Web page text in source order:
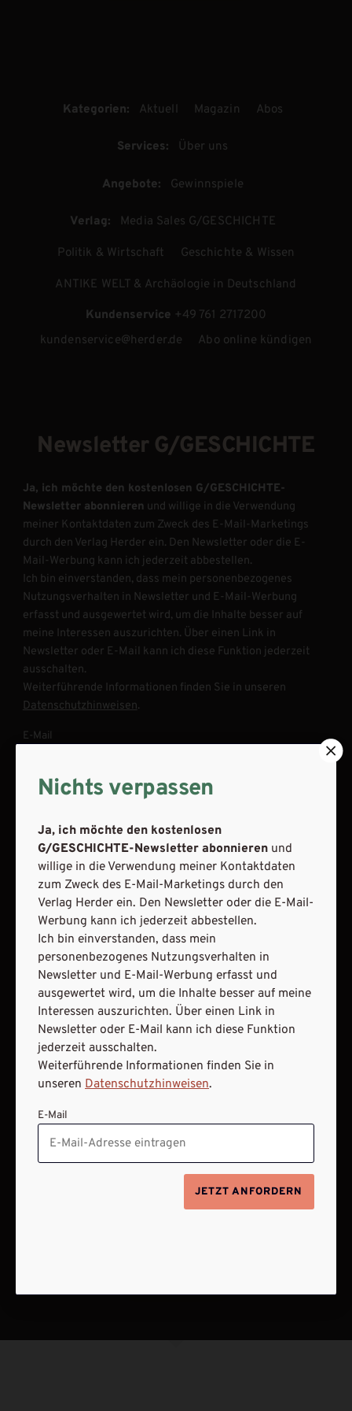
Kategorien: Aktuell Magazin Abos
Services: Über uns
Angebote: Gewinnspiele
Verlag: Media Sales G/GESCHICHTE
Politik & Wirtschaft Geschichte & Wissen
ANTIKE WELT & Archäologie in Deutschland
Kundenservice +49 761 2717200
kundenservice@herder.de
Abo online kündigen
Newsletter G/GESCHICHTE
Ja, ich möchte den kostenlosen G/GESCHICHTE-
Newsletter abonnieren und willige in die Verwendung
meiner Kontaktdaten zum Zweck des E-Mail-Marketings
durch den Verlag Herder ein. Den Newsletter oder die E-
Mail-Werbung kann ich jederzeit abbestellen.
Ich bin einverstanden, dass mein personenbezogenes
Nutzungsverhalten in Newsletter und E-Mail-Werbung
erfasst und ausgewertet wird, um die Inhalte besser auf
meine Interessen auszurichten. Über einen Link in
Newsletter oder E-Mail kann ich diese Funktion jederzeit
ausschalten.
Weiterführende Informationen finden Sie in unseren
Datenschutzhinweisen.
E-Mail
AGB und Widerrufsbelehrung
Barrierefreiheit
Impressum
ABO ONLINE KÜNDIGEN
Nichts verpassen
Ja, ich möchte den kostenlosen
G/GESCHICHTE-Newsletter abonnieren und
willige in die Verwendung meiner Kontaktdaten
zum Zweck des E-Mail-Marketings durch den
Verlag Herder ein. Den Newsletter oder die E-Mail-
Werbung kann ich jederzeit abbestellen.
Ich bin einverstanden, dass mein
personenbezogenes Nutzungsverhalten in
Newsletter und E-Mail-Werbung erfasst und
ausgewertet wird, um die Inhalte besser auf meine
Interessen auszurichten. Über einen Link in
Newsletter oder E-Mail kann ich diese Funktion
jederzeit ausschalten.
Weiterführende Informationen finden Sie in
unseren Datenschutzhinweisen.
E-Mail
JETZT ANFORDERN